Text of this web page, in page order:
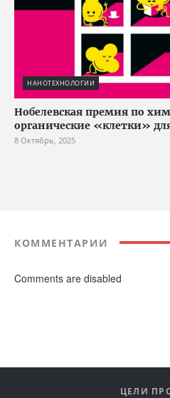
НАНОТЕХНОЛОГИИ
Нобелевская премия по
органические «клетки»
8 Октябрь, 2025
КОММЕНТАРИИ
Comments are disabled
ЦЕЛИ